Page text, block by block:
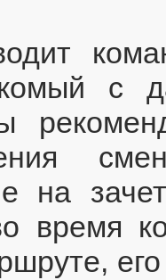
с
на
время